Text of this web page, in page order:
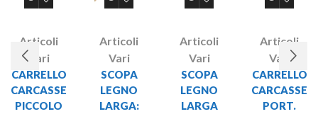
Articoli
Vari
CARRELLO
CARCASSE
PICCOLO
Articoli
Vari
SCOPA
LEGNO
LARGA:
Articoli
Vari
SCOPA
LEGNO
LARGA
Articoli
Vari
CARRELLO
CARCASSE
PORT.